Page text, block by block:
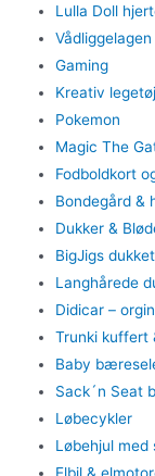
Lulla Doll
Vådliggelagen
Gaming
Kreativ legetøj
Pokemon
Magic The
Fodboldkort
Bondegård &
Dukker &
BigJigs
Langhårede
Didicar –
Trunki kuffert
Baby
Sack´n Seat
Løbecykler
Løbehjul med
Elbil &